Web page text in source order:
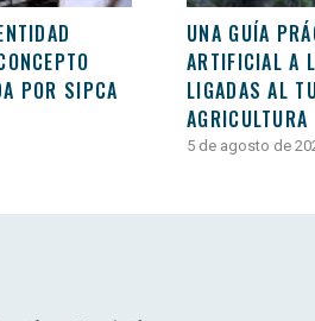
POR SIPCA
UNA GUÍA
ARTIFICIAL A
LIGADAS AL
AGRICULTURA
5 de agosto de